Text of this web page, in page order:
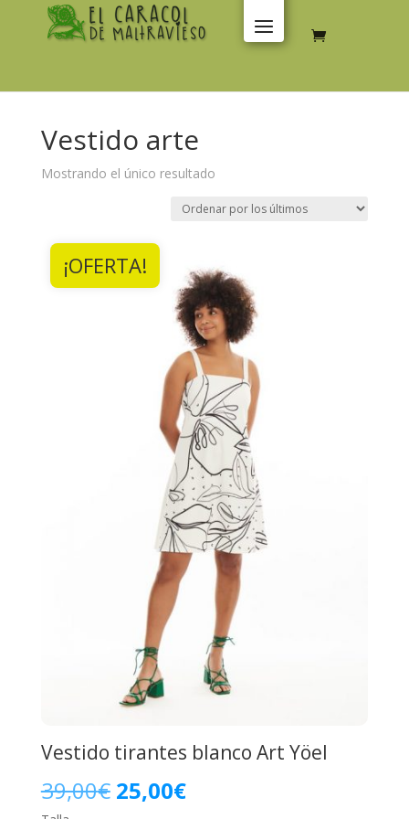
Vestido arte
Mostrando el único resultado
¡OFERTA!
Vestido tirantes blanco Art Yöel
39,00€ El
25,00€El